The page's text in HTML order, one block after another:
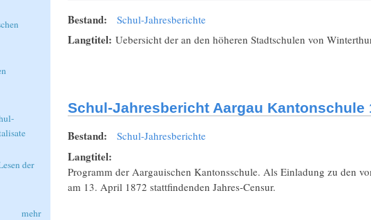
Bestand: Schul-Jahresberichte
Langtitel: Uebersicht der an den höheren Stadtschulen von
Schul-Jahresbericht Aargau Kantonschule
Bestand: Schul-Jahresberichte
Langtitel:
Programm der Aargauischen Kantonsschule. Als Einladung zu den
am 13. April 1872 stattfindenden Jahres-Censur.
der
mehr